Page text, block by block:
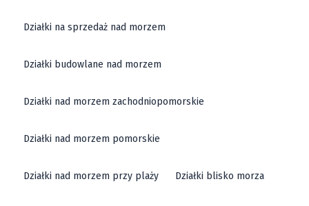
Działki na sprzedaż nad morzem
Działki budowlane nad morzem
Działki nad morzem zachodniopomorskie
Działki nad morzem pomorskie
Działki nad morzem przy plaży Działki blisko morza